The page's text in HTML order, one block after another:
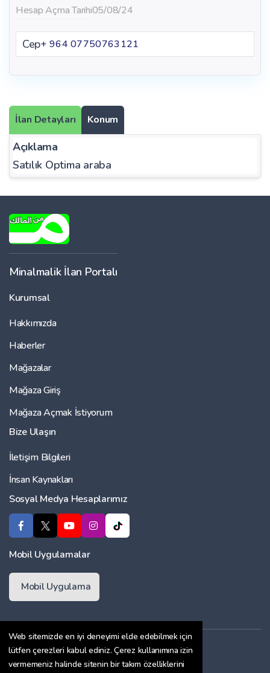
Web sitemizde en iyi deneyimi elde edebilmek için
lütfen çerezleri kabul ediniz. Çerez kullanımına izin
vermemeniz halinde sitenin bir takım özelliklerini
Hesap Açma Tarihi05/08/24
Cep+ 964 07750763121
İlan Detayları Konum
Açıklama
Satılık Optima araba
Minalmalik İlan Portalı
Kurumsal
Hakkımızda
Haberler
Mağazalar
Mağaza Giriş
Mağaza Açmak İstiyorum
Bize Ulaşın
İletişim Bilgileri
İnsan Kaynakları
Sosyal Medya Hesaplarımız
Mobil Uygulamalar
Mobil Uygulama
Üyelik Sözleşmesi
Çerez Politikası